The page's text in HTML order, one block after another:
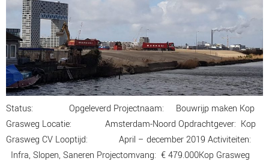
Status: Opgeleverd Projectnaam: Bouwrijp maken Kop
Grasweg Locatie: Amsterdam-Noord Opdrachtgever: Kop
Grasweg CV Looptijd: April – december 2019 Activiteiten:
Infra, Slopen, Saneren Projectomvang: € 479.000Kop Grasweg